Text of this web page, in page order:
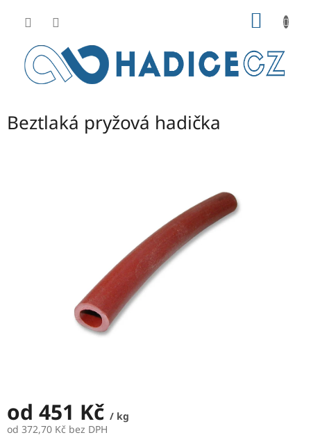
Beztlaká pryžová hadička
od 451 Kč / kg
od 372,70 Kč bez DPH